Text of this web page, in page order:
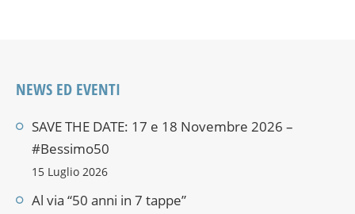
NEWS ED EVENTI
SAVE THE DATE: 17 e 18 Novembre 2026 –
#Bessimo50
15 Luglio 2026
Al via “50 anni in 7 tappe”